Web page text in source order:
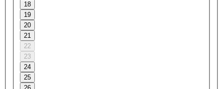
18
19
20
21
22
23
24
25